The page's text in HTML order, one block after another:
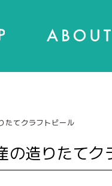
たてクラフトビール
の造りたてク